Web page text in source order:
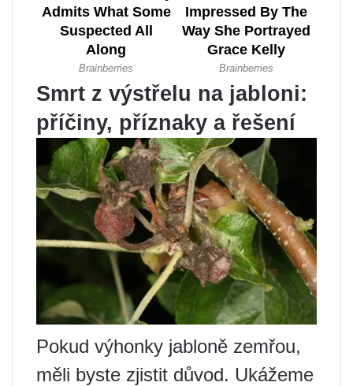
Smrt z výstřelu na jabloni:
příčiny, příznaky a řešení
Pokud výhonky jabloně zemřou,
měli byste zjistit důvod. Ukážeme